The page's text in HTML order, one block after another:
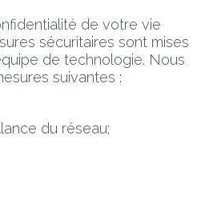
de votre vie
sécuritaires sont mises
de technologie. Nous
suivantes :
du réseau;